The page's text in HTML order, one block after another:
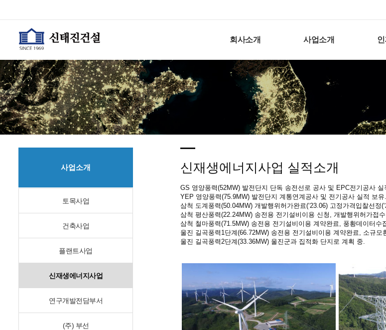
회사소개 사업소개
사업소개
토목사업
건축사업
플랜트사업
신재생에너지사업
연구개발전담부서
(주) 부선
신재생에너지사업 실적소개
GS 영양풍력(52MW) 발전단지 단독 송전선로 공사 및 EPC전기공사 실
YEP 영양풍력(75.9MW) 발전단지 계통연계공사 및 전기공사 실적 보유.
삼척 도계풍력(50.04MW) 개발행위허가완료(‘23.06) 고정가격입찰선정
삼척 평산풍력(22.24MW) 송전용 전기설비이용 신청, 개발행위허가접
삼척 철마풍력(71.5MW) 송전용 전기설비이용 계약완료, 풍황데이터수
울진 길곡풍력1단계(66.72MW) 송전용 전기설비이용 계약완료, 소규
울진 길곡풍력2단계(33.36MW) 울진군과 집적화 단지로 계획 중.